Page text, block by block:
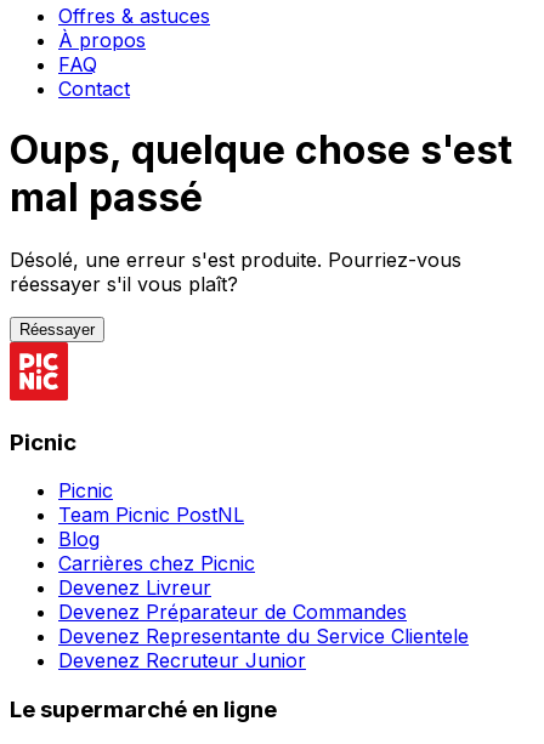
Offres & astuces
À propos
FAQ
Contact
Oups, quelque chose s'est
mal passé
Désolé, une erreur s'est produite. Pourriez-vous
réessayer s'il vous plaît?
Réessayer
Picnic
Picnic
Team Picnic PostNL
Blog
Carrières chez Picnic
Devenez Livreur
Devenez Préparateur de Commandes
Devenez Representante du Service Clientele
Devenez Recruteur Junior
Le supermarché en ligne